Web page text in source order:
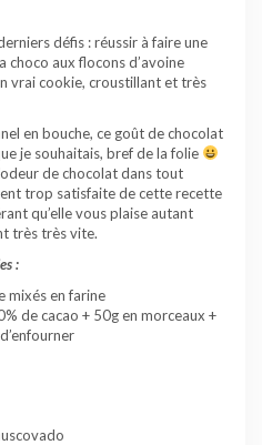
défis : réussir à faire une
aux flocons d’avoine
vrai cookie, croustillant et très
en bouche, ce goût de chocolat
je souhaitais, bref de la folie
de chocolat dans tout
trop satisfaite de cette recette
qu’elle vous plaise autant
très très vite.
:
mixés en farine
de cacao + 50g en morceaux +